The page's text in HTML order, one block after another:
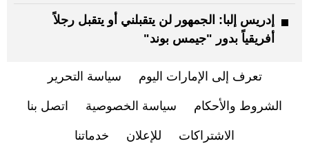
إدريس إلبا: الجمهور لن يتقبلني أو يتقبل رجلاً
أفريقياً بدور "جيمس بوند"
تعرف إلى الإمارات اليوم سياسة التحرير
الشروط والأحكام سياسة الخصوصية اتصل بنا
الاشتراكات للإعلان خدماتنا